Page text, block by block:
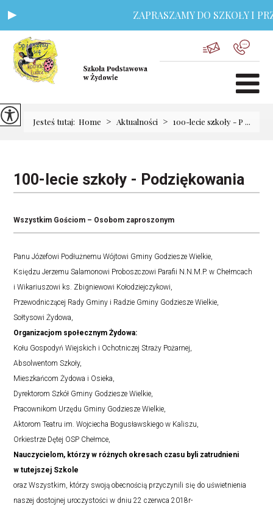
ZAPRASZAMY DO SZKOŁY I
Jesteś tutaj: Home > Aktualności > 100-lecie szkoły - P ...
100-lecie szkoły - Podziękowania
Wszystkim Gościom – Osobom zaproszonym
Panu Józefowi Podłużnemu Wójtowi Gminy Godziesze Wielkie,
Księdzu Jerzemu Salamonowi Proboszczowi Parafii N.N.M.P. w Chełmcach
i Wikariuszowi ks. Zbigniewowi Kołodziejczykowi,
Przewodniczącej Rady Gminy i Radzie Gminy Godziesze Wielkie,
Sołtysowi Żydowa,
Organizacjom społecznym Żydowa:
Kołu Gospodyń Wiejskich i Ochotniczej Straży Pożarnej,
Absolwentom Szkoły,
Mieszkańcom Żydowa i Osieka,
Dyrektorom Szkół Gminy Godziesze Wielkie,
Pracownikom Urzędu Gminy Godziesze Wielkie,
Aktorom Teatru im. Wojciecha Bogusławskiego w Kaliszu,
Orkiestrze Dętej OSP Chełmce,
Nauczycielom, którzy w różnych okresach czasu byli zatrudnieni
w tutejszej Szkole
oraz Wszystkim, którzy swoją obecnością przyczynili się do uświetnienia
naszej dostojnej uroczystości w dniu 22 czerwca 2018r-